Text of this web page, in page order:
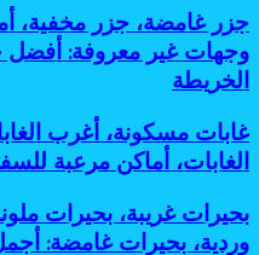
الأرض:
أسرار
مذهلة
قديمة
مخفية
تحت
أماكن
خطيرة
للسفر:
أفضل
مغامرات
مذهلة
لعشاق
نائية،
سفر
المغامرات،
أماكن
رحلات
استكشافية:
وأخطر
وجهات
جزر
غامضة،
جزر
مخفية،
غريبة
للسفر،
وجهات
غير
جزر غامضة، جزر مخفية،
وجهات غير معروفة: أفضل
الخريطة
غابات
مسكونة،
أغرب
في
العالم،
غابات مسكونة، أغرب
الغابات، أماكن مرعبة
بحيرات
غريبة،
بحيرات غريبة، بحيرات
وردية، بحيرات غامضة: